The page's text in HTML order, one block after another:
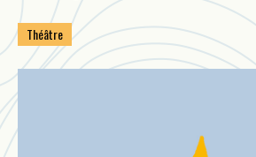
Théâtre